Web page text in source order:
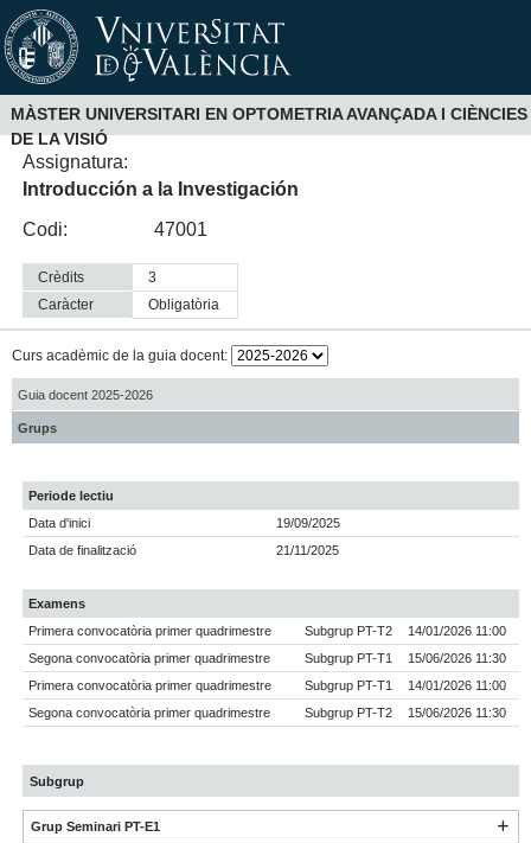
MÀSTER UNIVERSITARI EN OPTOMETRIA AVANÇADA I CIÈNCIES
DE LA VISIÓ
Assignatura:
Introducción a la Investigación
Codi:
47001
Crèdits
3
Caràcter
obligatòria
Curs acadèmic de la guia docent:
Guia docent 2025-2026
Grups
Periode lectiu
Data d'inici
19/09/2025
Data de finalització
21/11/2025
Examens
Primera convocatòria primer quadrimestre
Subgrup PT-T2
14/01/2026 11:00
Segona convocatòria primer quadrimestre
Subgrup PT-T1
15/06/2026 11:30
Primera convocatòria primer quadrimestre
Subgrup PT-T1
14/01/2026 11:00
Segona convocatòria primer quadrimestre
Subgrup PT-T2 15/06/2026 11:30
Subgrup
Grup Seminari PT-E1